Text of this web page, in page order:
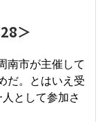
＞
南市が主催して
だ。とはいえ受
として参加さ